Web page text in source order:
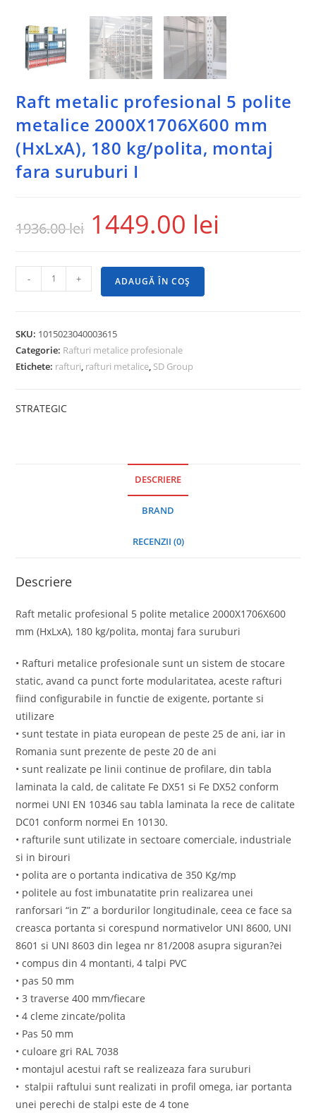
Raft metalic profesional 5 polite
metalice 2000X1706X600 mm
(HxLxA), 180 kg/polita, montaj
fara suruburi I
1936.00lei 1449.00 lei
- + ADAUGĂ ÎN COȘ
SKU: 1015023040003615
Categorie: Rafturi metalice profesionale
Etichete: rafturi, rafturi metalice, SD Group
STRATEGIC
DESCRIERE
BRAND
RECENZII (0)
Descriere
Raft metalic profesional 5 polite metalice 2000X1706X600
mm (HxLxA), 180 kg/polita, montaj fara suruburi
• Rafturi metalice profesionale sunt un sistem de stocare
static, avand ca punct forte modularitatea, aceste rafturi
fiind configurabile in functie de exigente, portante si
utilizare
• sunt testate in piata european de peste 25 de ani, iar in
Romania sunt prezente de peste 20 de ani
• sunt realizate pe linii continue de profilare, din tabla
laminata la cald, de calitate Fe DX51 si Fe DX52 conform
normei UNI EN 10346 sau tabla laminata la rece de calitate
DC01 conform normei En 10130.
• rafturile sunt utilizate in sectoare comerciale, industriale
si in birouri
• polita are o portanta indicativa de 350 Kg/mp
• politele au fost imbunatatite prin realizarea unei
ranforsari “in Z” a bordurilor longitudinale, ceea ce face sa
creasca portanta si corespund normativelor UNI 8600, UNI
8601 si UNI 8603 din legea nr 81/2008 asupra siguran?ei
• compus din 4 montanti, 4 talpi PVC
• pas 50 mm
• 3 traverse 400 mm/fiecare
• 4 cleme zincate/polita
• Pas 50 mm
• culoare gri RAL 7038
• montajul acestui raft se realizeaza fara suruburi
• stalpii raftului sunt realizati in profil omega, iar portanta
unei perechi de stalpi este de 4 tone